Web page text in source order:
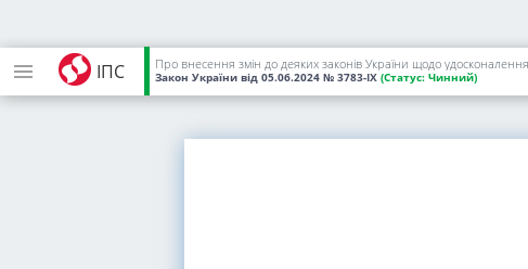
ІПС Про внесення змін до деяких законів України щодо
Закон України від 05.06.2024 № 3783-IX (Статус: Чинний)